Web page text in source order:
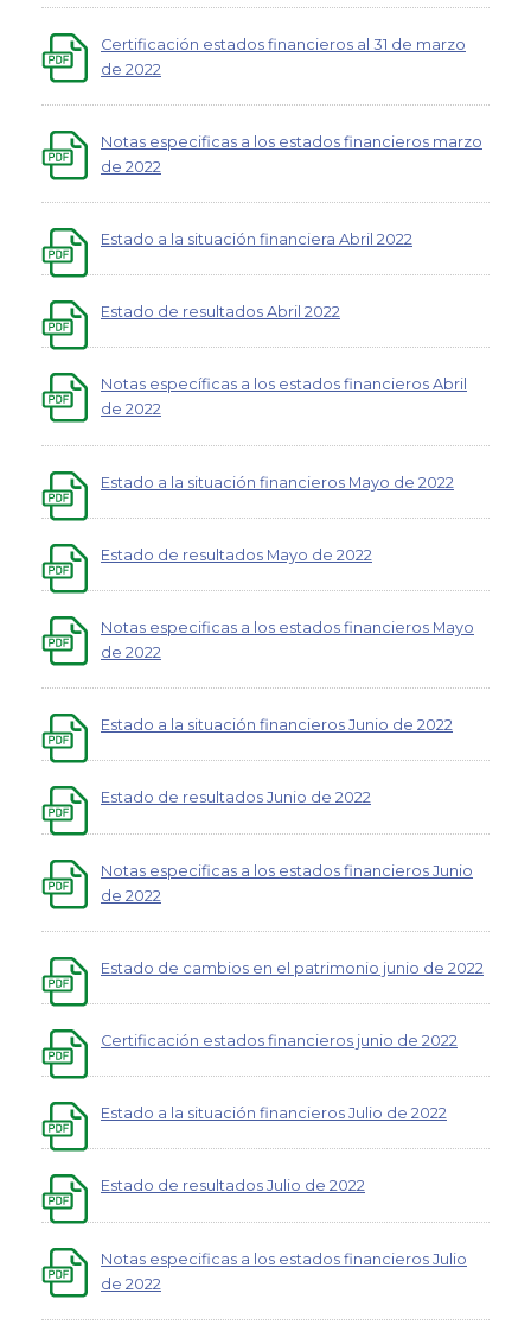
Certificación estados financieros al 31 de marzo
de 2022
Notas especificas a los estados financieros marzo
de 2022
Estado a la situación financiera Abril 2022
Estado de resultados Abril 2022
Notas específicas a los estados financieros Abril
de 2022
Estado a la situación financieros Mayo de 2022
Estado de resultados Mayo de 2022
Notas especificas a los estados financieros Mayo
de 2022
Estado a la situación financieros Junio de 2022
Estado de resultados Junio de 2022
Notas especificas a los estados financieros Junio
de 2022
Estado de cambios en el patrimonio junio de 2022
Certificación estados financieros junio de 2022
Estado a la situación financieros Julio de 2022
Estado de resultados Julio de 2022
Notas especificas a los estados financieros Julio
de 2022